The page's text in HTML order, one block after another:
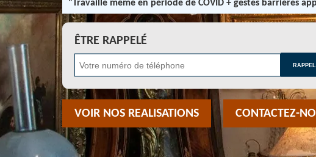
"Travaille même en période de COVID + gestes barrières
ÊTRE RAPPELÉ
VOIR NOS REALISATIONS CONTACTEZ-